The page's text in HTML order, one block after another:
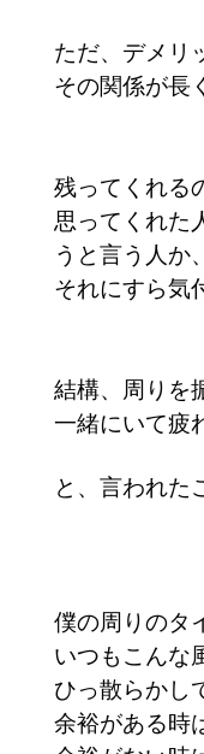
ただ、デメリ
その関係が長
残ってくれる
思ってくれた
うと言う人か、
それにすら気
結構、周りを
一緒にいて疲
と、言われた
僕の周りのタ
いつもこんな
ひっ散らかし
余裕がある時